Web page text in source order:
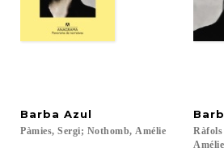
Barba Azul
Pàmies, Sergi; Nothomb, Amélie